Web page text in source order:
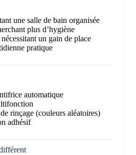
une salle de bain organisée
plus d’hygiène
un gain de place
pratique
automatique
rinçage (couleurs aléatoires)
adhésif